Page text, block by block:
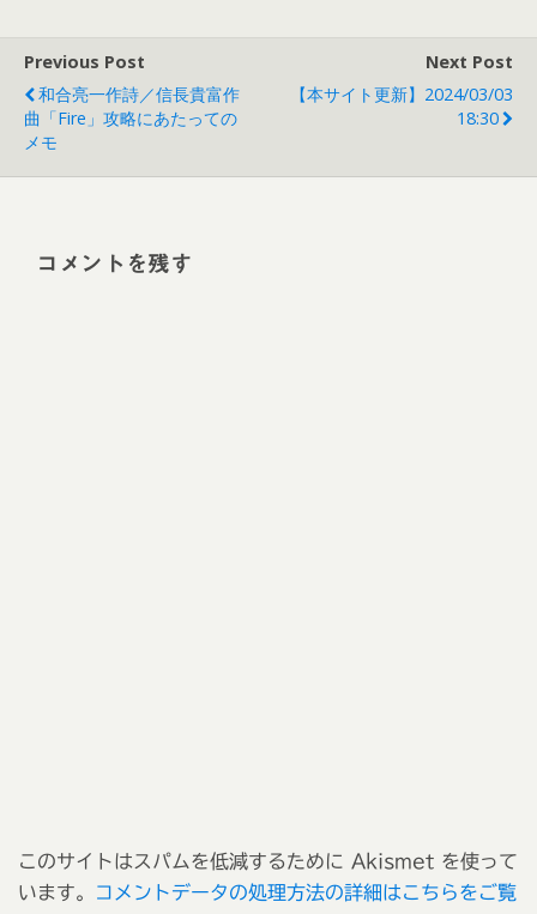
Previous Post
和合亮一作詩／信長貴富作
曲「Fire」攻略にあたっての
メモ
Next Post
【本サイト更新】2024/03/03
18:30
コメントを残す
このサイトはスパムを低減するために Akismet を使って
います。
コメントデータの処理方法の詳細はこちらをご覧